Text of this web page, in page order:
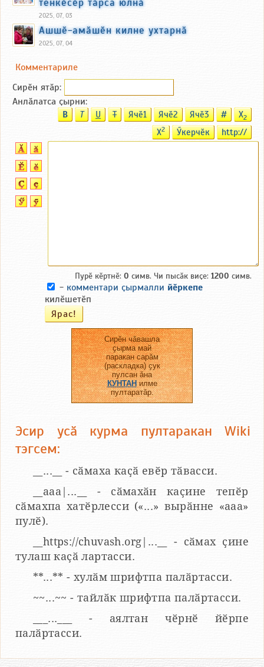
2025, 07, 03
Ашшӗ-амӑшӗн килне ухтарнӑ
2025, 07, 04
Комментариле
Сирӗн ятӑp:
Анлӑлатса ҫырни:
B T U T Ячӗ1 Ячӗ2 Ячӗ3 # X2
X2 Ӳкерчӗк http://
Пурӗ кӗртнӗ: 0 симв. Чи пысӑк виҫе: 1200 симв.
- комментари ҫырмалли йӗркепе
килӗшетӗп
Сирӗн чӑвашла
ҫырма май
паракан сарӑм
(раскладка) ҫук
пулсан ӑна
КУНТАНилме
пултаратӑр.
Эсир усӑ курма пултаракан Wiki
тэгсем:
__...__ - сӑмаха каҫӑ евӗр тӑвасси.
__aaa|...__ - сӑмахӑн каҫине тепӗр
сӑмахпа хатӗрлесси («...» вырӑнне «ааа»
пулӗ).
__https://chuvash.org|...__ - сӑмах ҫине
тулаш каҫӑ лартасси.
**...** - хулӑм шрифтпа палӑртасси.
~~...~~ - тайлӑк шрифтпа палӑртасси.
___...___ - аялтан чӗрнӗ йӗрпе
палӑртасси.